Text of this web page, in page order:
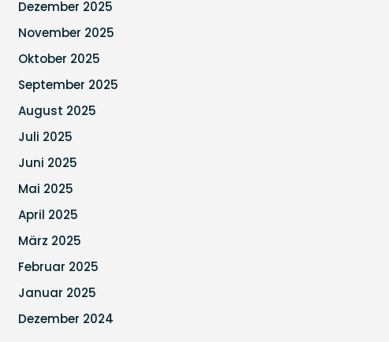
Dezember 2025
November 2025
Oktober 2025
September 2025
August 2025
Juli 2025
Juni 2025
Mai 2025
April 2025
März 2025
Februar 2025
Januar 2025
Dezember 2024